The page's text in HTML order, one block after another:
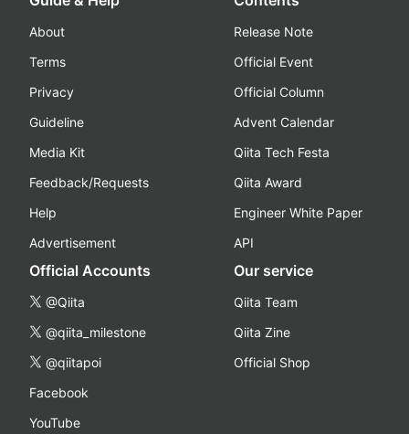
About
Terms
Privacy
Guideline
Media Kit
Feedback/Requests
Help
Advertisement
Release Note
Official Event
Official Column
Advent Calendar
Qiita Tech Festa
Qiita Award
Engineer White Paper
API
Official Accounts
@Qiita
@qiita_milestone
@qiitapoi
Facebook
YouTube
Our service
Qiita Team
Qiita Zine
Official Shop